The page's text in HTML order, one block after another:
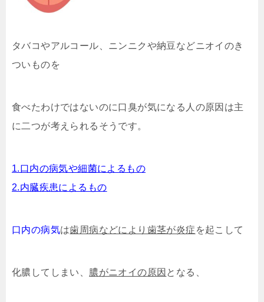
タバコやアルコール、ニンニクや納豆などニオイのき
ついものを
食べたわけではないのに口臭が気になる人の原因は主
に二つが考えられるそうです。
1.口内の病気や細菌によるもの
2.内臓疾患によるもの
口内の病気は歯周病などにより歯茎が炎症 を起こして
化膿してしまい、 膿がニオイの原因 となる、